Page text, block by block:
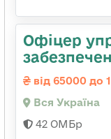
Офіцер
від 65000 до
Вся Україна
42 ОМБр